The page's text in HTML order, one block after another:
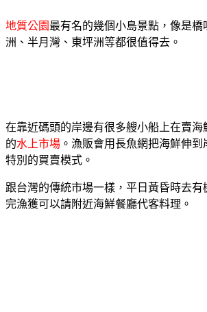
地質公園 最有名的幾個小島景點，像是橋
洲、半月灣、東坪洲等都很值得去。
在靠近碼頭的岸邊有很多艘小船上在賣海
的水上市場 。漁販會用長魚網把海鮮伸
特別的買賣模式。
跟台灣的傳統市場一樣，平日黃昏時去有
完漁獲可以請附近海鮮餐廳代客料理。